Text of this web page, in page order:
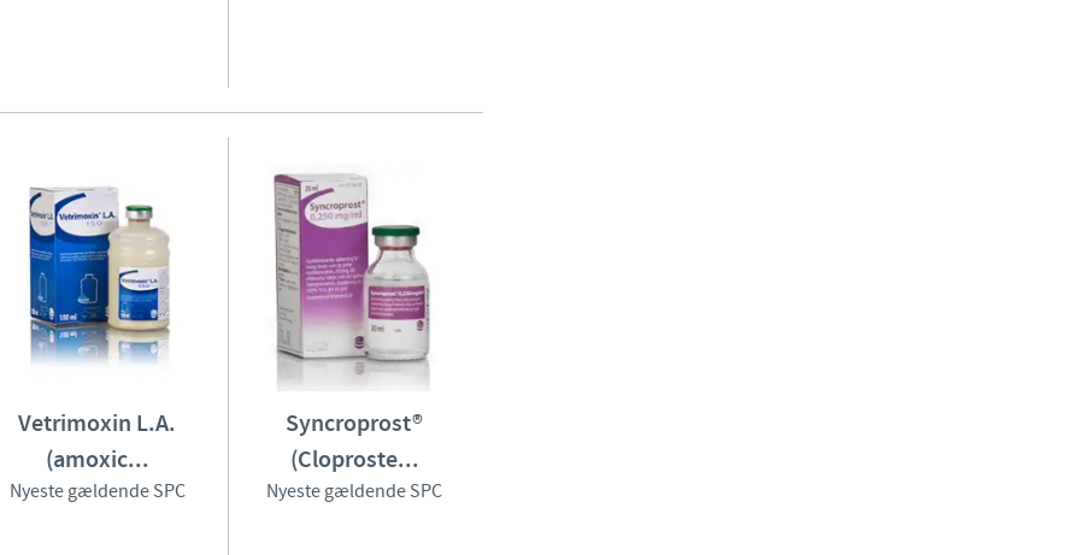
Vetrimoxin L.A.
(amoxic...
Nyeste gældende SPC
Syncroprost®
(Cloproste...
Nyeste gældende SPC